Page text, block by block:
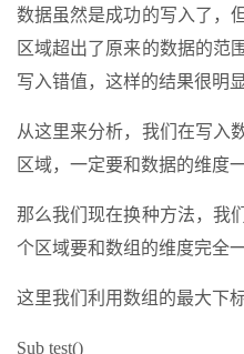
数据虽然是成功的写入了，
区域超出了原来的数据的范
写入错值，这样的结果很明
从这里来分析，我们在写入
区域，一定要和数据的维度
那么我们现在换种方法，我
个区域要和数组的维度完全
这里我们利用数组的最大下
Sub test()